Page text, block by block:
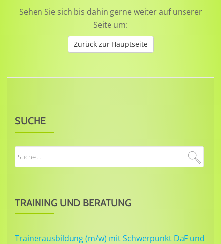
Sehen Sie sich bis dahin gerne weiter auf unserer
Seite um:
Zurück zur Hauptseite
SUCHE
TRAINING UND BERATUNG
Trainerausbildung (m/w) mit Schwerpunkt DaF und